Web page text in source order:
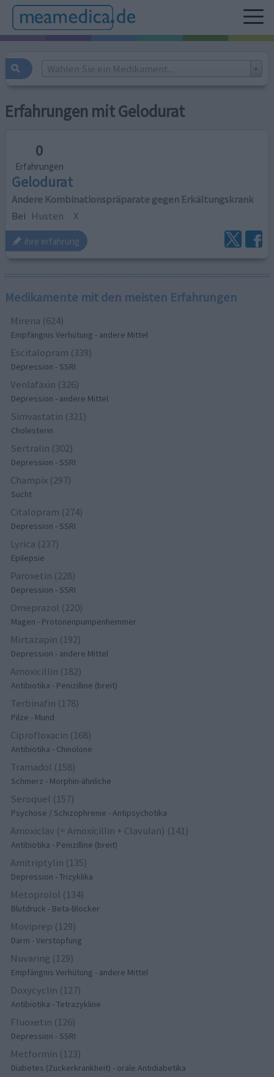
Wählen Sie ein Medikament...
Erfahrungen mit Gelodurat
0
Erfahrungen
Gelodurat
Andere Kombinationspräparate gegen Erkältungskrank
Bei Husten X
ihre erfahrung
Medikamente mit den meisten Erfahrungen
Mirena (624)
Empfängnis Verhütung - andere Mittel
Escitalopram (339)
Depression - SSRI
Venlafaxin (326)
Depression - andere Mittel
Simvastatin (321)
Cholesterin
Sertralin (302)
Depression - SSRI
Champix (297)
Sucht
Citalopram (274)
Depression - SSRI
Lyrica (237)
Epilepsie
Paroxetin (228)
Depression - SSRI
Omeprazol (220)
Magen - Protonenpumpenhemmer
Mirtazapin (192)
Depression - andere Mittel
Amoxicillin (182)
Antibiotika - Penizilline (breit)
Terbinafin (178)
Pilze - Mund
Ciprofloxacin (168)
Antibiotika - Chinolone
Tramadol (158)
Schmerz - Morphin-ähnliche
Seroquel (157)
Psychose / Schizophrenie - Antipsychotika
Amoxiclav (= Amoxicillin + Clavulan) (141)
Antibiotika - Penizilline (breit)
Amitriptylin (135)
Depression - Trizyklika
Metoprolol (134)
Blutdruck - Beta-Blocker
Moviprep (129)
Darm - Verstopfung
Nuvaring (129)
Empfängnis Verhütung - andere Mittel
Doxycyclin (127)
Antibiotika - Tetrazykline
Fluoxetin (126)
Depression - SSRI
Metformin (123)
Diabetes (Zuckerkrankheit) - orale Antidiabetika